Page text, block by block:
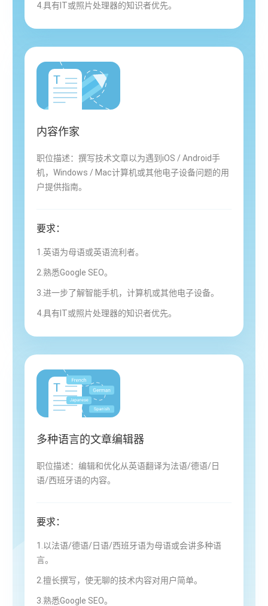
4.具有IT或照片处理器的知识者优先。
内容作家
职位描述：撰写技术文章以为遇到iOS / Android手
机，Windows / Mac计算机或其他电子设备问题的用
户提供指南。
要求：
1.英语为母语或英语流利者。
2.熟悉Google SEO。
3.进一步了解智能手机，计算机或其他电子设备。
4.具有IT或照片处理器的知识者优先。
多种语言的文章编辑器
职位描述：编辑和优化从英语翻译为法语/德语/日
语/西班牙语的内容。
要求：
1.以法语/德语/日语/西班牙语为母语或会讲多种语
言。
2.擅长撰写，使无聊的技术内容对用户简单。
3.熟悉Google SEO。